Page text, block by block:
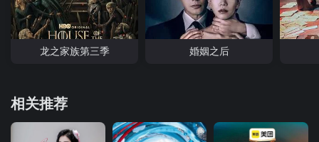
龙之家族第三季 婚姻之后
相关推荐